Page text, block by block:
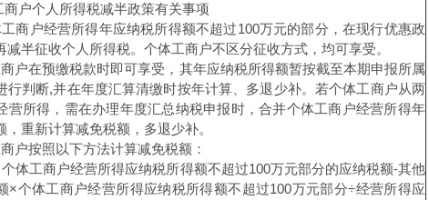
商户个人所得税减半政策有关事项
工商户经营所得年应纳税所得额不超过100万元的部分，在现行优惠政
减半征收个人所得税。个体工商户不区分征收方式，均可享受。
商户在预缴税款时即可享受，其年应纳税所得额暂按截至本期申报所属
行判断,并在年度汇算清缴时按年计算、多退少补。若个体工商户从两
营所得，需在办理年度汇总纳税申报时，合并个体工商户经营所得年
，重新计算减免税额，多退少补。
商户按照以下方法计算减免税额：
体工商户经营所得应纳税所得额不超过100万元部分的应纳税额-其他
×个体工商户经营所得应纳税所得额不超过100万元部分÷经营所得应